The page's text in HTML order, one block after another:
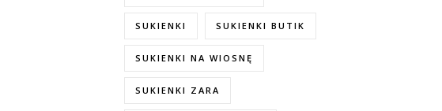
SUKIENKI SUKIENKI BUTIK
SUKIENKI NA WIOSNĘ
SUKIENKI ZARA